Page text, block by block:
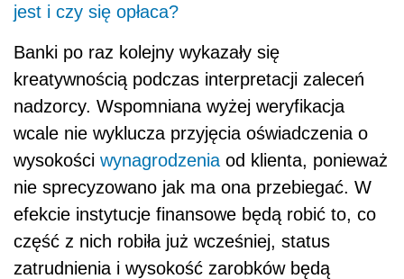
jest i czy się opłaca?
Banki po raz kolejny wykazały się
kreatywnością podczas interpretacji zaleceń
nadzorcy. Wspomniana wyżej weryfikacja
wcale nie wyklucza przyjęcia oświadczenia o
wysokości wynagrodzenia od klienta, ponieważ
nie sprecyzowano jak ma ona przebiegać. W
efekcie instytucje finansowe będą robić to, co
część z nich robiła już wcześniej, status
zatrudnienia i wysokość zarobków będą